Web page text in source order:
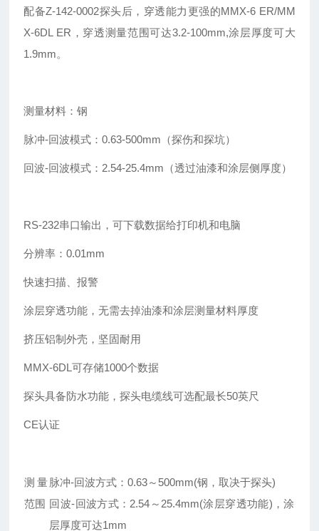
配备Z-142-0002探头后，穿透能力更强的MMX-6 ER/MM
X-6DL ER，穿透测量范围可达3.2-100mm,涂层厚度可大
1.9mm。
测量材料：钢
脉冲-回波模式：0.63-500mm（探伤和探坑）
回波-回波模式：2.54-25.4mm（透过油漆和涂层侧厚度）
RS-232串口输出，可下载数据给打印机和电脑
分辨率：0.01mm
快速扫描、报警
涂层穿透功能，无需去掉油漆和涂层测量材料厚度
挤压铝制外壳，坚固耐用
MMX-6DL可存储1000个数据
探头具备防水功能，探头电缆线可选配最长50英尺
CE认证
测量
范围
脉冲-回波方式：0.63～500mm(钢，取决于探头)
回波-回波方式：2.54～25.4mm(涂层穿透功能)，涂
层厚度可达1mm